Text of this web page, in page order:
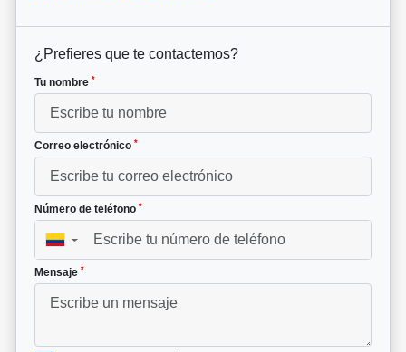
¿Prefieres que te contactemos?
Tu nombre *
Correo electrónico *
Número de teléfono *
▼
Mensaje *